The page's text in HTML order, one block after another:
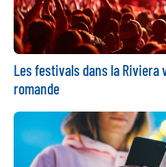
Les festivals dans la Riviera
romande